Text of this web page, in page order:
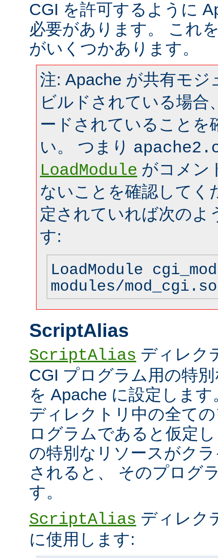
CGI を許可するように
必要があります。 これ
がいくつかあります。
注: Apache が共有モジ
ビルドされている場合
ードされていることを
い。 つまり
LoadModule がコメン
ないことを確認してく
定されていれば次のよ
す:
LoadModule
modules/mod_cgi.so
ScriptAlias
ScriptAlias ディレク
CGI プログラム用の特
を Apache に設定しま
ディレクトリ中の全て
ログラムであると仮定
の特別なリソースがク
されると、 そのプログ
す。
ScriptAlias ディレク
に使用します: